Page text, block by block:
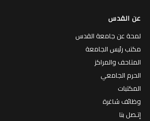
عن القدس
لمحة عن جامعة القدس
مكتب رئيس الجامعة
المتاحف والمراكز
الحرم الجامعي
المكتبات
وظائف شاغرة
إتـصل بنا